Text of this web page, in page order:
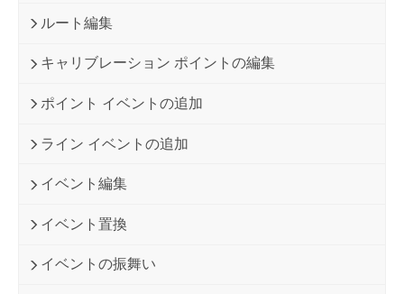
ルート編集
キャリブレーション ポイントの編集
ポイント イベントの追加
ライン イベントの追加
イベント編集
イベント置換
イベントの振舞い